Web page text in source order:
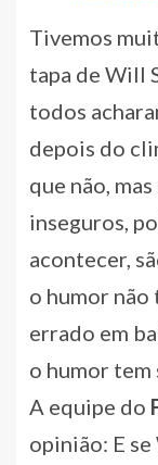
Tivemos
tapa de Will
todos
depois do
que não,
inseguros,
acontecer,
o humor
errado em
o humor tem
A equipe do
opinião: E